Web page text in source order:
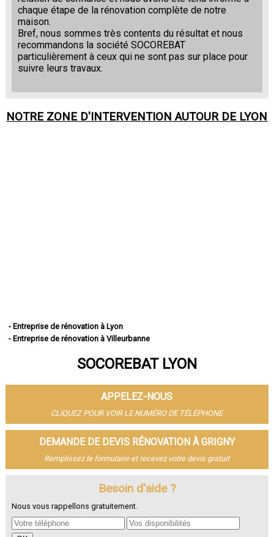
chaque étape de la rénovation complète de notre
maison.
Bref, nous sommes très contents du résultat et nous
recommandons la société SOCOREBAT
particulièrement à ceux qui ne sont pas sur place pour
suivre leurs travaux.
NOTRE ZONE D'INTERVENTION AUTOUR DE LYON
- Entreprise de rénovation à Lyon
- Entreprise de rénovation à Villeurbanne
- Entreprise de rénovation à Saint-Priest
- Entreprise de rénovation à Vaulx-en-Velin
- Entreprise de rénovation à Bron
- Entreprise de rénovation à Villefranche-sur-Saône
- Entreprise de rénovation à Rillieux-la-Pape
- Entreprise de rénovation à Meyzieu
- Entreprise de rénovation à Oullins
- Entreprise de rénovation à Décines-Charpieu
- Entreprise de rénovation à Saint-Genis-Laval
- Entreprise de rénovation à Tassin-la-Demi-Lune
- Entreprise de rénovation à Écully
- Entreprise de rénovation à Saint-Fons
SOCOREBAT LYON
APPELEZ-NOUS
CLIQUEZ POUR VOIR LE NUMÉRO DE TÉLÉPHONE
DEMANDE DE DEVIS RÉNOVATION À GRIGNY
Remplissez le formulaire et recevez votre devis gratuit
Besoin d'aide ?
Nous vous rappellons gratuitement.